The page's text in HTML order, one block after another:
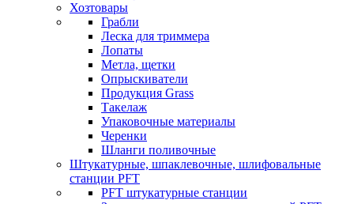
Хозтовары
Грабли
Леска для триммера
Лопаты
Метла, щетки
Опрыскиватели
Продукция Grass
Такелаж
Упаковочные материалы
Черенки
Шланги поливочные
Штукатурные, шпаклевочные, шлифовальные
станции PFT
PFT штукатурные станции